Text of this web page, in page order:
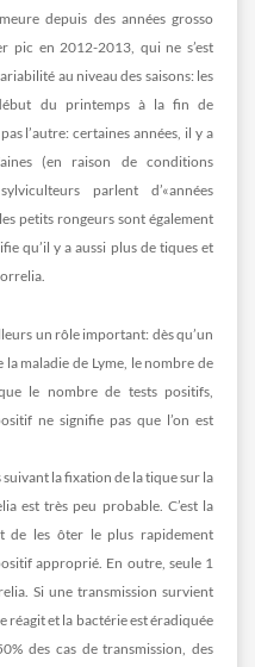
depuis des années grosso
pic en 2012-2013, qui ne s’est
au niveau des saisons: les
du printemps à la fin de
l’autre: certaines années, il y a
(en raison de conditions
parlent d’«années
petits rongeurs sont également
qu’il y a aussi plus de tiques et
un rôle important: dès qu’un
maladie de Lyme, le nombre de
le nombre de tests positifs,
ne signifie pas que l’on est
la fixation de la tique sur la
est très peu probable. C’est la
de les ôter le plus rapidement
approprié. En outre, seule 1
Si une transmission survient
réagit et la bactérie est éradiquée
des cas de transmission, des